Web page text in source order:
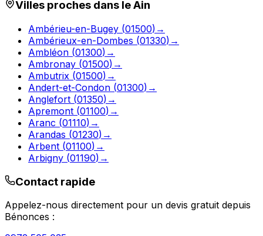
Villes proches dans leAin
Ambérieu-en-Bugey (01500) →
Ambérieux-en-Dombes (01330) →
Ambléon (01300) →
Ambronay (01500) →
Ambutrix (01500) →
Andert-et-Condon (01300) →
Anglefort (01350) →
Apremont (01100) →
Aranc (01110) →
Arandas (01230) →
Arbent (01100) →
Arbigny (01190) →
Contact rapide
Appelez-nous directement pour un devis gratuit depuis
Bénonces :